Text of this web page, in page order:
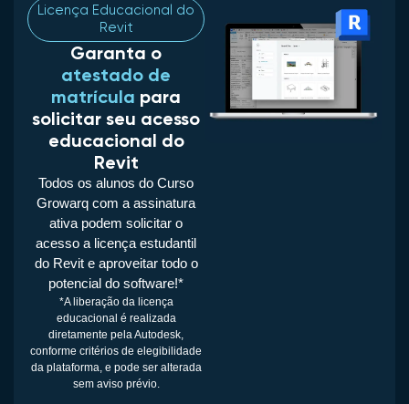
Licença Educacional do
Revit
Garanta o
atestado de
matrícula para
solicitar seu acesso
educacional do
Revit
Todos os alunos do Curso
Growarq com a assinatura
ativa podem solicitar o
acesso a licença estudantil
do Revit e aproveitar todo o
potencial do software!*
*A liberação da licença
educacional é realizada
diretamente pela Autodesk,
conforme critérios de elegibilidade
da plataforma, e pode ser alterada
sem aviso prévio.